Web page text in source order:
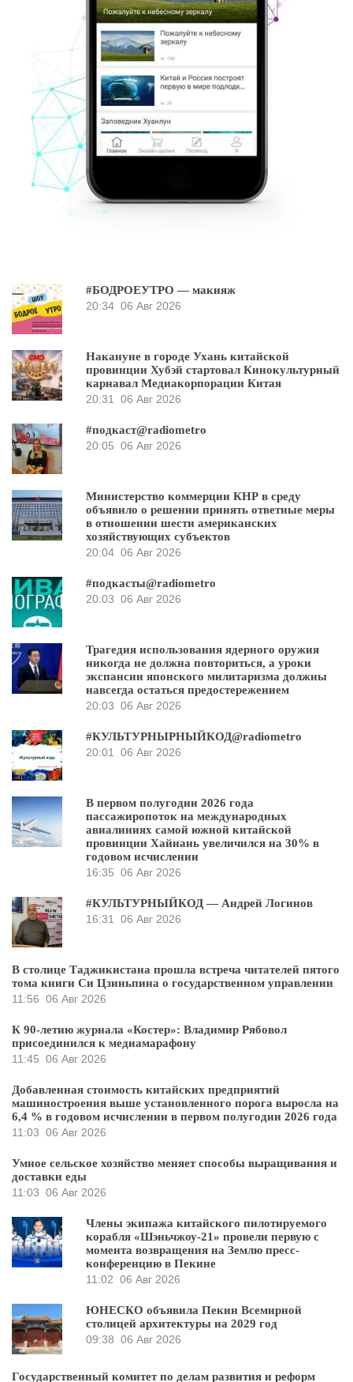
#БОДРОЕУТРО — макияж
20:34 06 Авг 2026
Накануне в городе Ухань китайской
провинции Хубэй стартовал Кинокультурный
карнавал Медиакорпорации Китая
20:31 06 Авг 2026
#подкаст@radiometro
20:05 06 Авг 2026
Министерство коммерции КНР в среду
объявило о решении принять ответные меры
в отношении шести американских
хозяйствующих субъектов
20:04 06 Авг 2026
#подкасты@radiometro
20:03 06 Авг 2026
Трагедия использования ядерного оружия
никогда не должна повториться, а уроки
экспансии японского милитаризма должны
навсегда остаться предостережением
20:03 06 Авг 2026
#КУЛЬТУРНЫРНЫЙКОД@radiometro
20:01 06 Авг 2026
В первом полугодии 2026 года
пассажиропоток на международных
авиалиниях самой южной китайской
провинции Хайнань увеличился на 30% в
годовом исчислении
16:35 06 Авг 2026
#КУЛЬТУРНЫЙКОД — Андрей Логинов
16:31 06 Авг 2026
В столице Таджикистана прошла встреча читателей пятого
тома книги Си Цзиньпина о государственном управлении
11:56 06 Авг 2026
К 90-летию журнала «Костер»: Владимир Рябовол
присоединился к медиамарафону
11:45 06 Авг 2026
Добавленная стоимость китайских предприятий
машиностроения выше установленного порога выросла на
6,4 % в годовом исчислении в первом полугодии 2026 года
11:03 06 Авг 2026
Умное сельское хозяйство меняет способы выращивания и
доставки еды
11:03 06 Авг 2026
Члены экипажа китайского пилотируемого
корабля «Шэньчжоу-21» провели первую с
момента возвращения на Землю пресс-
конференцию в Пекине
11:02 06 Авг 2026
ЮНЕСКО объявила Пекин Всемирной
столицей архитектуры на 2029 год
09:38 06 Авг 2026
Государственный комитет по делам развития и реформ